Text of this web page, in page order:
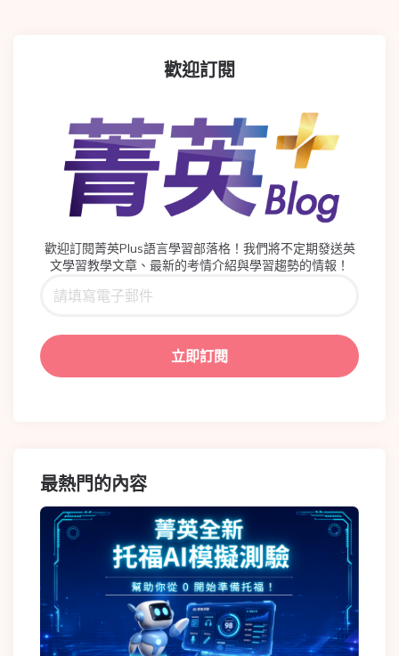
歡迎訂閱
歡迎訂閱菁英Plus語言學習部落格！我們將不定期發送英
文學習教學文章、最新的考情介紹與學習趨勢的情報！
最熱門的內容